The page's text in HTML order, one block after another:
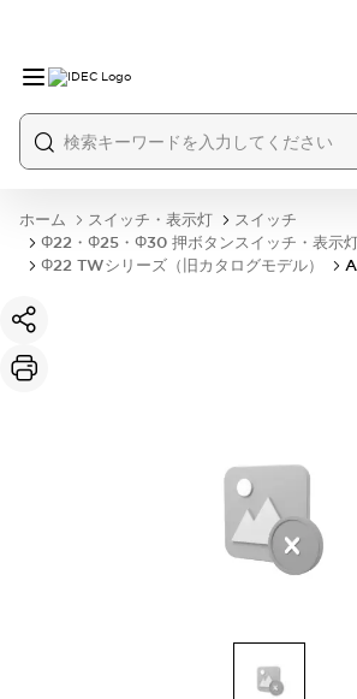
ホーム スイッチ・表示灯
スイッチ
Φ22・Φ25・Φ30 押ボタンスイッチ・表示
Φ22 TWシリーズ（旧カタログモデル）